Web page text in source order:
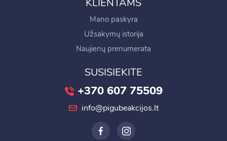
KLIENTAMS
Mano paskyra
Užsakymų istorija
Naujienų prenumerata
SUSISIEKITE
+370 607 75509
info@pigubeakcijos.lt